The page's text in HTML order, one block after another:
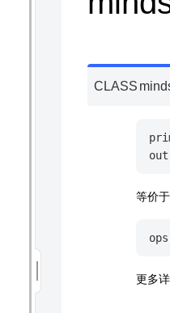
CLASS
out
等价于
ops
更多